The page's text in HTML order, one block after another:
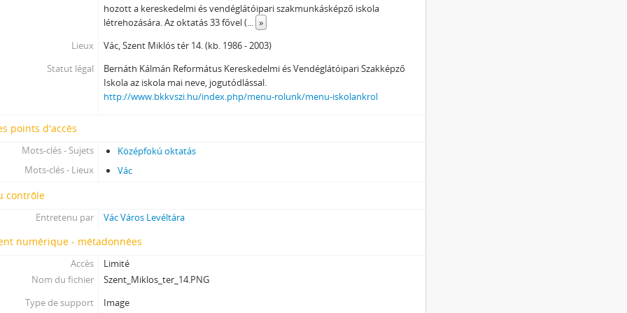
hozott a kereskedelmi és vendéglátóipari szakmunkásképző iskola
létrehozására. Az oktatás 33 fővel (... »
Lieux
Vác, Szent Miklós tér 14. (kb. 1986 - 2003)
Statut légal
Bernáth Kálmán Református Kereskedelmi és Vendéglátóipari Szakképző
Iskola az iskola mai neve, jogutódlással.
http://www.bkkvszi.hu/index.php/menu-rolunk/menu-iskolankrol
points d'accès
Mots-clés - Sujets
Középfokú oktatás
Mots-clés - Lieux
Vác
contrôle
Entretenu par Vác Város Levéltára
numérique - métadonnées
Accès
Limité
Nom du fichier
Szent_Miklos_ter_14.PNG
Type de support
Image